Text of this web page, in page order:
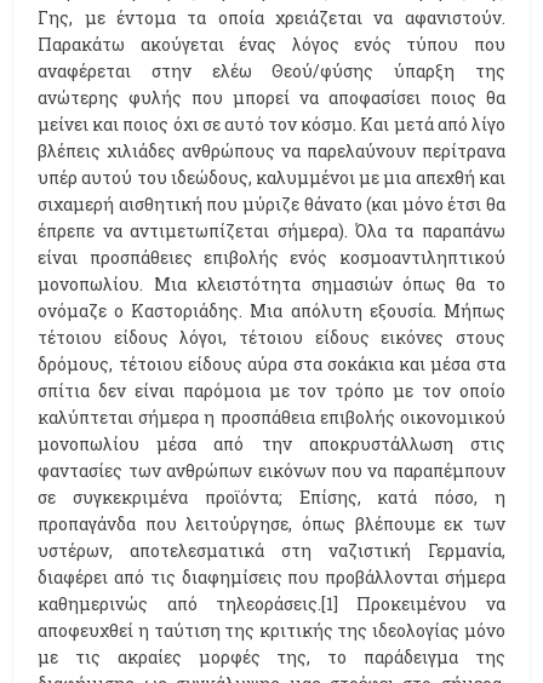
Γης, με έντομα τα οποία χρειάζεται να αφανιστούν.
Παρακάτω ακούγεται ένας λόγος ενός τύπου που
αναφέρεται στην ελέω Θεού/φύσης ύπαρξη της
ανώτερης φυλής που μπορεί να αποφασίσει ποιος θα
μείνει και ποιος όχι σε αυτό τον κόσμο. Και μετά από λίγο
βλέπεις χιλιάδες ανθρώπους να παρελαύνουν περίτρανα
υπέρ αυτού του ιδεώδους, καλυμμένοι με μια απεχθή και
σιχαμερή αισθητική που μύριζε θάνατο (και μόνο έτσι θα
έπρεπε να αντιμετωπίζεται σήμερα). Όλα τα παραπάνω
είναι προσπάθειες επιβολής ενός κοσμοαντιληπτικού
μονοπωλίου. Μια κλειστότητα σημασιών όπως θα το
ονόμαζε ο Καστοριάδης. Μια απόλυτη εξουσία. Μήπως
τέτοιου είδους λόγοι, τέτοιου είδους εικόνες στους
δρόμους, τέτοιου είδους αύρα στα σοκάκια και μέσα στα
σπίτια δεν είναι παρόμοια με τον τρόπο με τον οποίο
καλύπτεται σήμερα η προσπάθεια επιβολής οικονομικού
μονοπωλίου μέσα από την αποκρυστάλλωση στις
φαντασίες των ανθρώπων εικόνων που να παραπέμπουν
σε συγκεκριμένα προϊόντα; Επίσης, κατά πόσο, η
προπαγάνδα που λειτούργησε, όπως βλέπουμε εκ των
υστέρων, αποτελεσματικά στη ναζιστική Γερμανία,
διαφέρει από τις διαφημίσεις που προβάλλονται σήμερα
καθημερινώς από τηλεοράσεις.[1] Προκειμένου να
αποφευχθεί η ταύτιση της κριτικής της ιδεολογίας μόνο
με τις ακραίες μορφές της, το παράδειγμα της